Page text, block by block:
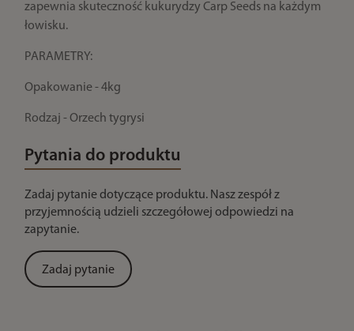
zapewnia skuteczność kukurydzy Carp Seeds na każdym
łowisku.
PARAMETRY:
Opakowanie - 4kg
Rodzaj - Orzech tygrysi
Pytania do produktu
Zadaj pytanie dotyczące produktu. Nasz zespół z
przyjemnością udzieli szczegółowej odpowiedzi na
zapytanie.
Zadaj pytanie